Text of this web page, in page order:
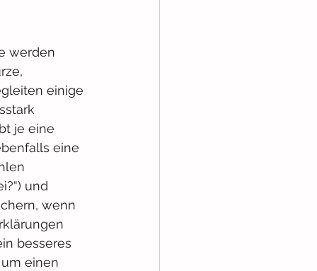
werden
einige
je eine
eine
und
wenn
besseres
einen